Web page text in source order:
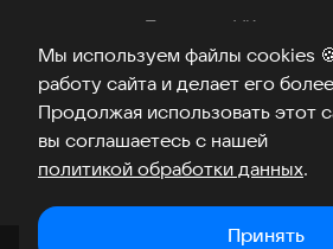
Мы используем файлы cookies
работу сайта и делает его
Продолжая использовать этот
вы соглашаетесь с нашей
политикой обработки данных.
Принять
Продукты VK
Место проведения
Часто задаваемые
ТелеграмВКонтакте
Хабр
Возникли вопросы?